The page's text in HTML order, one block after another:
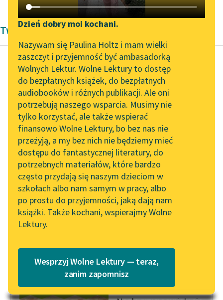
Katalog DAISY
Podkasty o książkach
Zgłoś brak utworu
Aktualności
„Prokurator Alicja Horn”
do słuchania
Byliśmy częścią AI Impact
Lab
Zapraszamy na spotkanie
online z tłumaczkami
literatury skandynawskiej
Spotkanie z Katarzyną
Tunkiel w Oslo
102. lata temu zmarł
Joseph Conrad
Lektury szkolne i klasyka
literatury do słuchania dla
uczennic i uczniów z
Narzędzia
Mapa Wolnych Lektur
Leśmianator
Przewodnik dla piszących i
czytających
API
OAI-PMH
Widget Wolnych Lektur
Przypisy
Katalog w formacie PDF
Dzień dobry moi kochani.
Nazywam się Paulina Holtz i mam wielki
zaszczyt i przyjemność być ambasadorką
Wolnych Lektur. Wolne Lektury to dostęp
do bezpłatnych książek, do bezpłatnych
audiobooków i różnych publikacji. Ale oni
potrzebują naszego wsparcia. Musimy nie
tylko korzystać, ale także wspierać
finansowo Wolne Lektury, bo bez nas nie
przeżyją, a my bez nich nie będziemy mieć
dostępu do fantastycznej literatury, do
potrzebnych materiałów, które bardzo
często przydają się naszym dzieciom w
szkołach albo nam samym w pracy, albo
po prostu do przyjemności, jaką dają nam
książki. Także kochani, wspierajmy Wolne
Lektury.
Wesprzyj Wolne Lektury — teraz,
zanim zapomnisz
Twórczość Henryka Sienkiewicza
Henryk Sienkiewicz
Potop, tom
pierwszy
Pan Stabrowski,
łowczy królewski, stary
samotnik i kawaler,
siedzący ustawicznie
jak żubr w puszczy,
przyjął...
Henryk Sienkiewicz
Potop, tom trzeci